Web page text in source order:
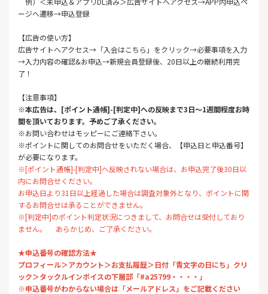
ージへ遷移→申込登録
【広告の使い方】
広告サイトへアクセス→「入会はこちら」をクリック→必要事項を入力
→入力内容の確認&お申込→新規会員登録後、20日以上の継続利用完
了！
【注意事項】
※本広告は、[ポイント通帳]-[判定中]への反映まで3日～1週間程度お時
間を頂いております。予めご了承ください。
※お問い合わせはモッピーにご連絡下さい。
※ポイントに関してのお問合せをいただく場合、【申込日と申込番号】
が必要になります。
※[ポイント通帳]-[判定中]へ反映されない場合は、お申込完了後30日以
内にお問合せください。
お申込日より31日以上経過した場合は調査対象外となり、ポイントに関
するお問合せは承ることができません。
※[判定中]のポイント判定状況につきまして、お問合せは受付しており
ません。 あらかじめ、ご了承ください。
★申込番号の確認方法★
プロフィール＞アカウント＞お支払履歴＞日付「青文字の日にち」クリ
ック＞タックルインボイスの下層部「#a25799・・・・」
※申込番号がわからない場合は「メールアドレス」をご記載ください